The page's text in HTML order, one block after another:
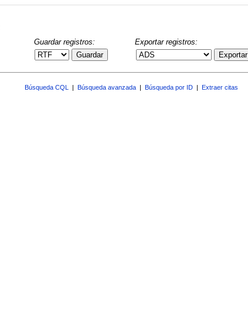
Guardar registros:
Guardar
Exportar registros:
Exportar
Búsqueda CQL Búsqueda avanzada Búsqueda por ID Extraer citas